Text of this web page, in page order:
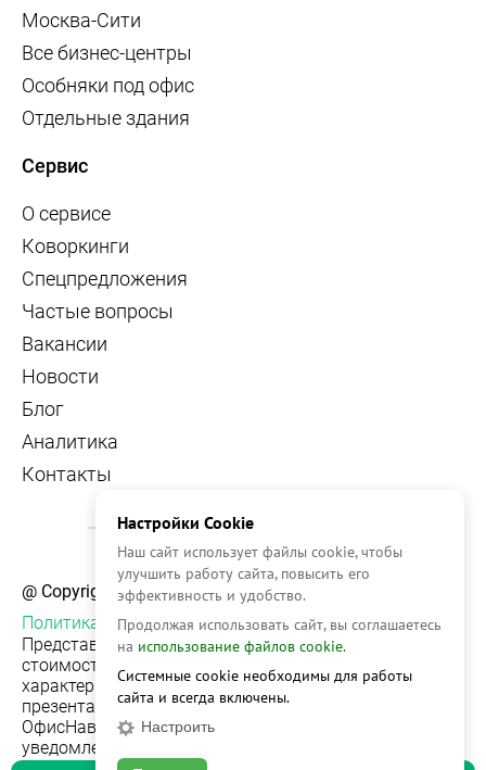
Москва-Сити
Все бизнес-центры
Особняки под офис
Отдельные здания
Сервис
О сервисе
Коворкинги
Спецпредложения
Частые вопросы
Вакансии
Новости
Блог
Аналитика
Контакты
@ Copyright, 2026 OFFICE NAVIGATOR
Политика конфиденциальности
Представленная на сайте информация, в т.ч.
стоимости объектов, носит информационный
характер и не является публичной офертой. Условия
презентации объекта недвижимости на сервисе
ОфисНавигатор могут быть изменены без
уведомления.
Настройки Cookie
Наш сайт использует файлы cookie, чтобы
улучшить работу сайта, повысить его
эффективность и удобство.
Продолжая использовать сайт, вы соглашаетесь
на использование файлов cookie.
Системные cookie необходимы для работы
сайта и всегда включены.
Настроить